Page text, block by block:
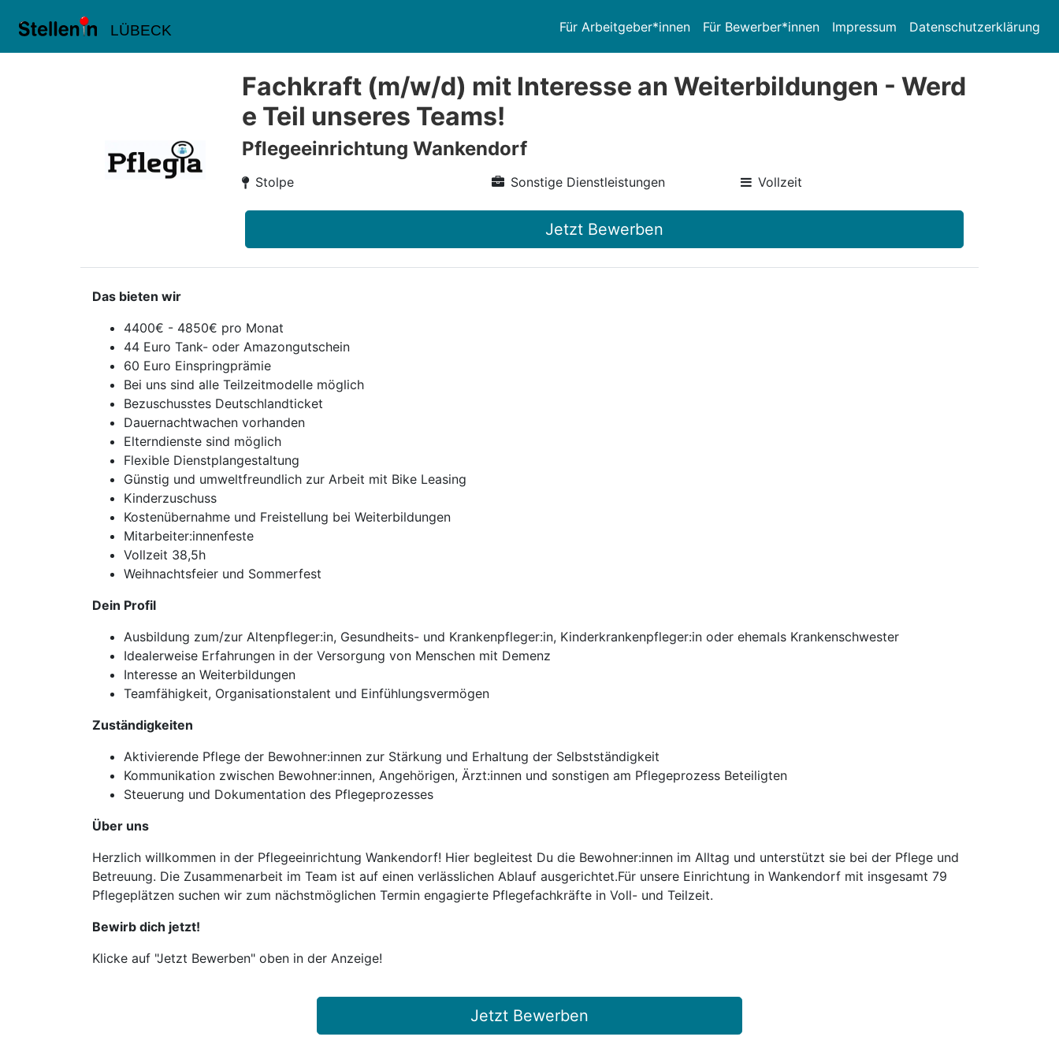
LÜBECK Für Arbeitgeber*innen Für Bewerber*innen Impressum Datenschutzerklärung
Fachkraft (m/w/d) mit Interesse an Weiterbildungen - Werd
e Teil unseres Teams!
Pflegeeinrichtung Wankendorf
Stolpe Sonstige Dienstleistungen Vollzeit
Jetzt Bewerben
Das bieten wir
4400€ - 4850€ pro Monat
44 Euro Tank- oder Amazongutschein
60 Euro Einspringprämie
Bei uns sind alle Teilzeitmodelle möglich
Bezuschusstes Deutschlandticket
Dauernachtwachen vorhanden
Elterndienste sind möglich
Flexible Dienstplangestaltung
Günstig und umweltfreundlich zur Arbeit mit Bike Leasing
Kinderzuschuss
Kostenübernahme und Freistellung bei Weiterbildungen
Mitarbeiter:innenfeste
Vollzeit 38,5h
Weihnachtsfeier und Sommerfest
Dein Profil
Ausbildung zum/zur Altenpfleger:in, Gesundheits- und Krankenpfleger:in, Kinderkrankenpfleger:in oder ehemals Krankenschwester
Idealerweise Erfahrungen in der Versorgung von Menschen mit Demenz
Interesse an Weiterbildungen
Teamfähigkeit, Organisationstalent und Einfühlungsvermögen
Zuständigkeiten
Aktivierende Pflege der Bewohner:innen zur Stärkung und Erhaltung der Selbstständigkeit
Kommunikation zwischen Bewohner:innen, Angehörigen, Ärzt:innen und sonstigen am Pflegeprozess Beteiligten
Steuerung und Dokumentation des Pflegeprozesses
Über uns
Herzlich willkommen in der Pflegeeinrichtung Wankendorf! Hier begleitest Du die Bewohner:innen im Alltag und unterstützt sie bei der Pflege und
Betreuung. Die Zusammenarbeit im Team ist auf einen verlässlichen Ablauf ausgerichtet.Für unsere Einrichtung in Wankendorf mit insgesamt 79
Pflegeplätzen suchen wir zum nächstmöglichen Termin engagierte Pflegefachkräfte in Voll- und Teilzeit.
Bewirb dich jetzt!
Klicke auf "Jetzt Bewerben" oben in der Anzeige!
Jetzt Bewerben